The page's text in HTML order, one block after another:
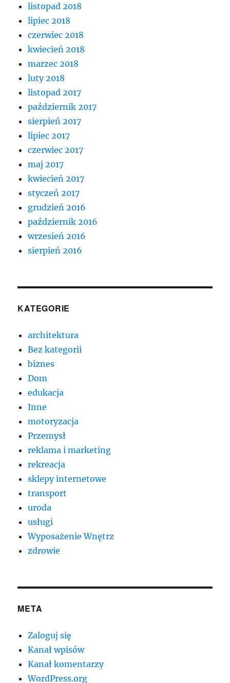
listopad 2018
lipiec 2018
czerwiec 2018
kwiecień 2018
marzec 2018
luty 2018
listopad 2017
październik 2017
sierpień 2017
lipiec 2017
czerwiec 2017
maj 2017
kwiecień 2017
styczeń 2017
grudzień 2016
październik 2016
wrzesień 2016
sierpień 2016
KATEGORIE
architektura
Bez kategorii
biznes
Dom
edukacja
Inne
motoryzacja
Przemysł
reklama i marketing
rekreacja
sklepy internetowe
transport
uroda
usługi
Wyposażenie Wnętrz
zdrowie
META
Zaloguj się
Kanał wpisów
Kanał komentarzy
WordPress.org